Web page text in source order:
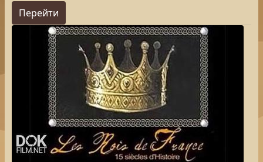
Перейти